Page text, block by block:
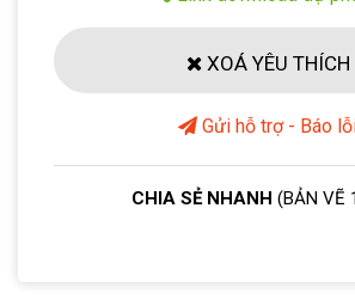
XOÁ YÊU THÍCH
Gửi hỗ trợ - Báo
CHIA SẺ NHANH (BẢN VẼ